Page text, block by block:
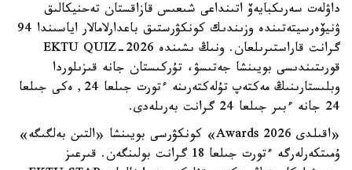
داۋلەت سەرىكبايەۆ اتىنداعى شىعىس قازاقستان تەحنيكالىق
ۋنيۆەرسيتەتىندە وزىندىك كونكۋرستىق باعدارلامالار اياسىندا 94
گرانت قاراستىرىلعان. ونىڭ ىشىندە EKTU QUIZ-2026
قورىتىندىسى بويىنشا جەتىسۋ، تۇركىستان جانە قىزىلوردا
وبلىستارىنىڭ مەكتەپ تۇلەكتەرىنە ءتورت جىلعا 24, ەكى جىلعا
24 جانە ءبىر جىلعا 24 گرانت بەرىلەدى.
«اقىلدى Awards 2026» كونكۋرسى بويىنشا «التىن بەلگىگە»
ۇمىتكەرلەرگە ءتورت جىلعا 18 گرانت بولىنگەن. قىرعىز